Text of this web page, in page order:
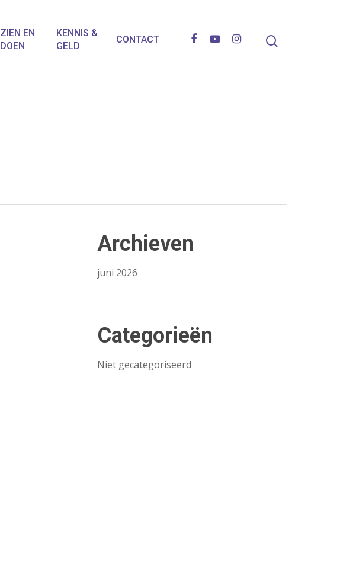
ZIEN EN
DOEN
KENNIS &
GELD
CONTACT
Archieven
juni 2026
Categorieën
Niet gecategoriseerd